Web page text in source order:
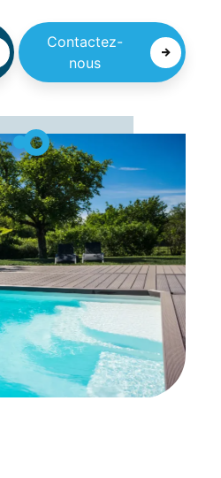
Contactez-
nous